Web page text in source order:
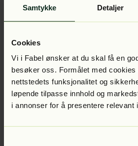
Samtykke Detaljer
Cookies
Vi i Fabel ønsker at du skal få en
besøker oss. Formålet med
nettstedets funksjonalitet og
løpende tilpasse innhold og
i annonser for å presentere relevant